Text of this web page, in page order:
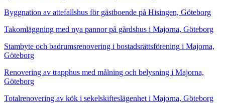
Byggnation av attefallshus för gästboende på Hisingen, Göteborg
Takomläggning med nya pannor på gårdshus i Majorna, Göteborg
Stambyte och badrumsrenovering i bostadsrättsförening i Majorna,
Göteborg
Renovering av trapphus med målning och belysning i Majorna,
Göteborg
Totalrenovering av kök i sekelskifteslägenhet i Majorna, Göteborg